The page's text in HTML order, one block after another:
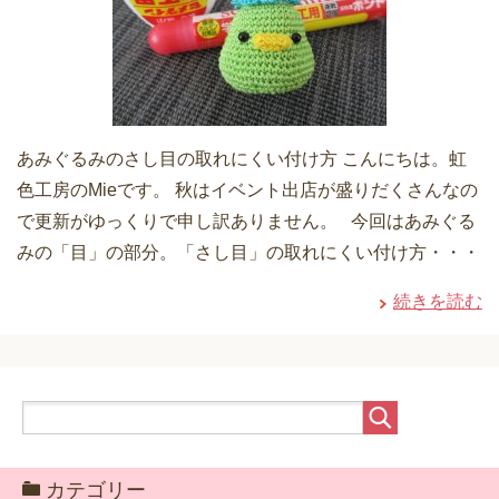
あみぐるみのさし目の取れにくい付け方 こんにちは。虹
色工房のMieです。 秋はイベント出店が盛りだくさんなの
で更新がゆっくりで申し訳ありません。 今回はあみぐる
みの「目」の部分。「さし目」の取れにくい付け方・・・
続きを読む
カテゴリー